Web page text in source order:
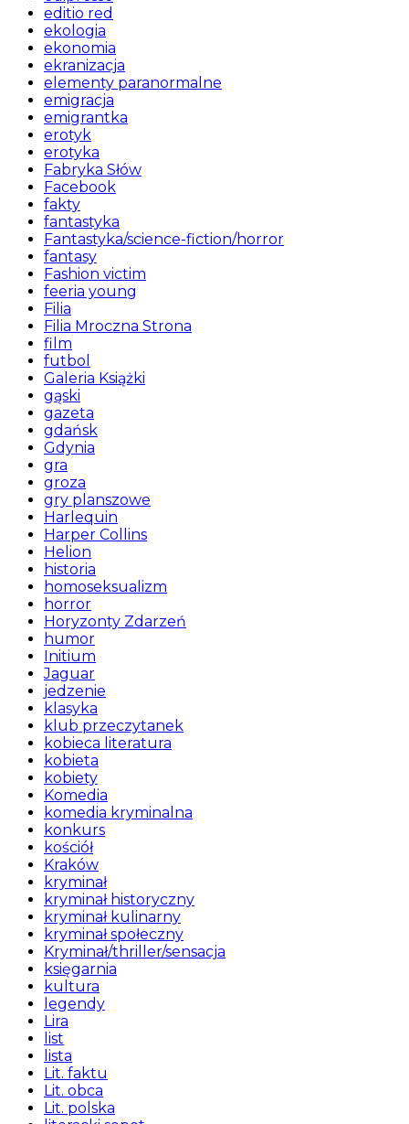
editio red
ekologia
ekonomia
ekranizacja
elementy paranormalne
emigracja
emigrantka
erotyk
erotyka
Fabryka Słów
Facebook
fakty
fantastyka
Fantastyka/science-fiction/horror
fantasy
Fashion victim
feeria young
Filia
Filia Mroczna Strona
film
futbol
Galeria Książki
gąski
gazeta
gdańsk
Gdynia
gra
groza
gry planszowe
Harlequin
Harper Collins
Helion
historia
homoseksualizm
horror
Horyzonty Zdarzeń
humor
Initium
Jaguar
jedzenie
klasyka
klub przeczytanek
kobieca literatura
kobieta
kobiety
Komedia
komedia kryminalna
konkurs
kościół
Kraków
kryminał
kryminał historyczny
kryminał kulinarny
kryminał społeczny
Kryminał/thriller/sensacja
księgarnia
kultura
legendy
Lira
list
lista
Lit. faktu
Lit. obca
Lit. polska